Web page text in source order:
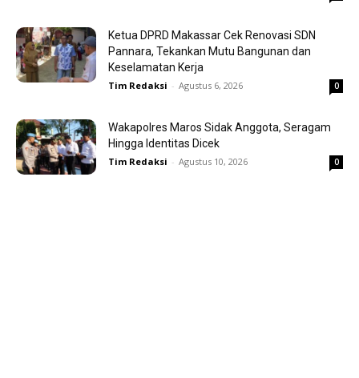
Ketua DPRD Makassar Cek Renovasi SDN
Pannara, Tekankan Mutu Bangunan dan
Keselamatan Kerja
Tim Redaksi - Agustus 6, 2026 0
Wakapolres Maros Sidak Anggota, Seragam
Hingga Identitas Dicek
Tim Redaksi - Agustus 10, 2026 0